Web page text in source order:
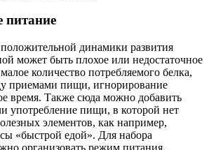
питание
положительной динамики развития
может быть плохое или недостаточное
количество потребляемого белка,
приемами пищи, игнорирование
время. Также сюда можно добавить
употребление пищи, в которой нет
элементов, как например,
«быстрой едой». Для набора